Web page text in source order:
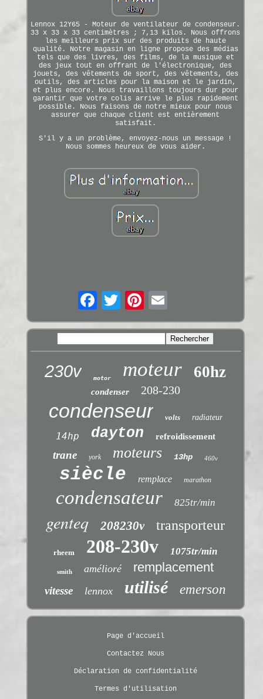
Lennox 12Y65 - Moteur de ventilateur de condenseur.
33 x 33 x 33 centimètres ; 7,13 kilos. Nous offrons
les meilleurs prix sur des produits de haute
qualité. Notre magasin en ligne propose des médias
tels que des livres, des films, de la musique et
des jeux tout en offrant de l'électronique, des
jouets, des vêtements de sport, des vêtements, des
outils, des articles pour la maison et le jardin,
et plus encore. Nous travaillons toujours dur pour
garantir que votre colis arrive le plus rapidement
possible. Nous faisons de notre mieux pour nous
assurer que chaque client est entièrement
satisfait.
S'il y a un problème, envoyez-nous un message !
Nous sommes heureux de vous aider.
230v motor moteur 60hz
condenser 208-230
condenseur volts radiateur
14hp dayton refroidissement
trane york moteurs 13hp 460v
siècle remplace marathon
condensateur 825tr/min
genteq 208230v transporteur
rheem 208-230v 1075tr/min
smith amélioré remplacement
vitesse lennox utilisé emerson
Page d'accueil
Contactez Nous
Déclaration de confidentialité
Termes d'utilisation